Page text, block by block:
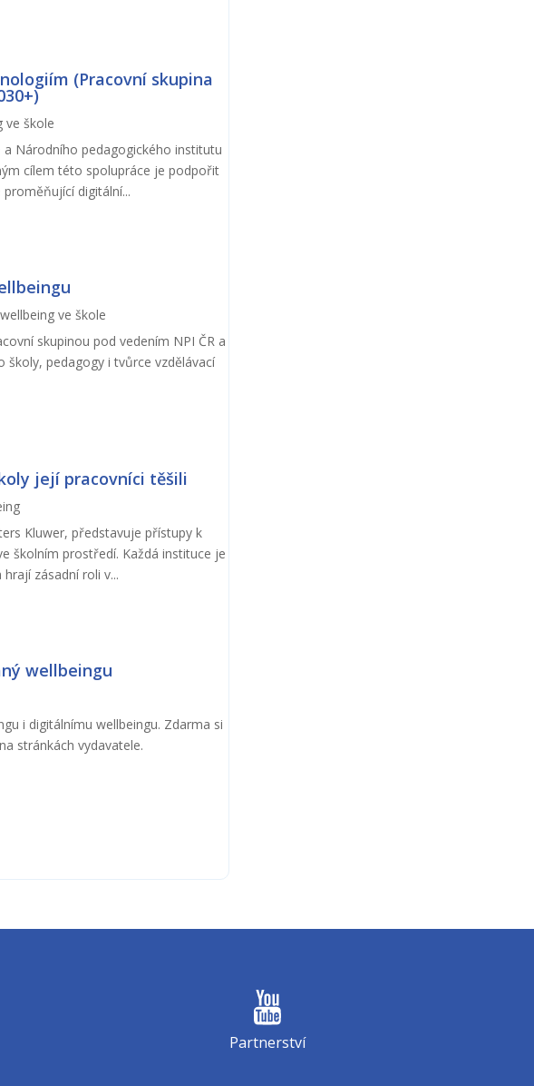
(Pracovní skupina
ve škole
Národního pedagogického institutu
cílem této spolupráce je podpořit
digitální...
wellbeing ve škole
skupinou pod vedením NPI ČR a
školy, pedagogy i tvůrce vzdělávací
její pracovníci těšili
Kluwer, představuje přístupy k
školním prostředí. Každá instituce je
zásadní roli v...
wellbeingu
i digitálnímu wellbeingu. Zdarma si
stránkách vydavatele.
Partnerství